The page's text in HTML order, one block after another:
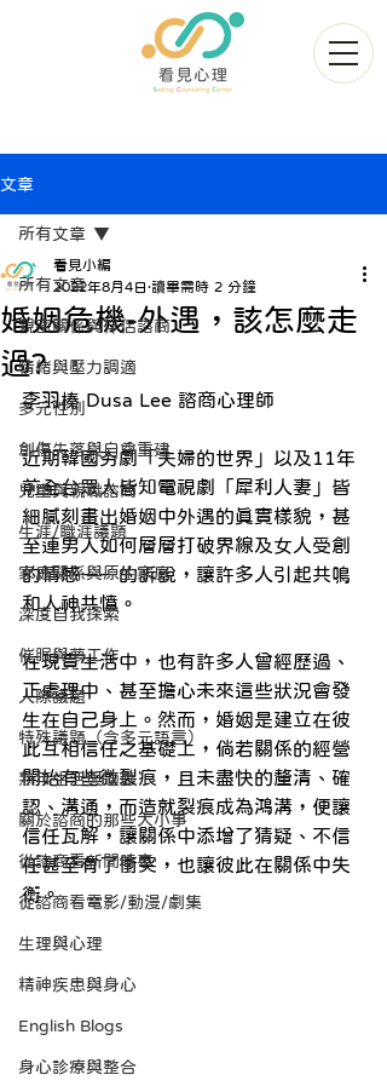
文章
所有文章
親密關係與伴侶諮商
情緒與壓力調適
多元性別
創傷失落與自尊重建
兒童與親職諮商
生涯/職涯議題
家庭關係與原生家庭
深度自我探索
催眠與夢工作
人際議題
特殊議題（含多元語言）
熟年生活與適應
關於諮商的那些大小事
從諮商看新聞時事
從諮商看電影/動漫/劇集
生理與心理
精神疾患與身心
English Blogs
身心診療與整合
所有文章
婚姻危機-外遇，該怎麼走
過?
看見小編
2022年8月4日 讀畢需時 2 分鐘
李羽榛 Dusa Lee 諮商心理師
近期韓國夯劇「夫婦的世界」以及11年
前全台眾人皆知電視劇「犀利人妻」皆
細膩刻畫出婚姻中外遇的真實樣貌，甚
至連男人如何層層打破界線及女人受創
的情感一一的訴說，讓許多人引起共鳴
和人神共憤。
在現實生活中，也有許多人曾經歷過、
正處理中、甚至擔心未來這些狀況會發
生在自己身上。然而，婚姻是建立在彼
此互相信任之基礎上，倘若關係的經營
開始有些微裂痕，且未盡快的釐清、確
認、溝通，而造就裂痕成為鴻溝，便讓
信任瓦解，讓關係中添增了猜疑、不信
任甚至有了衝突，也讓彼此在關係中失
衡。